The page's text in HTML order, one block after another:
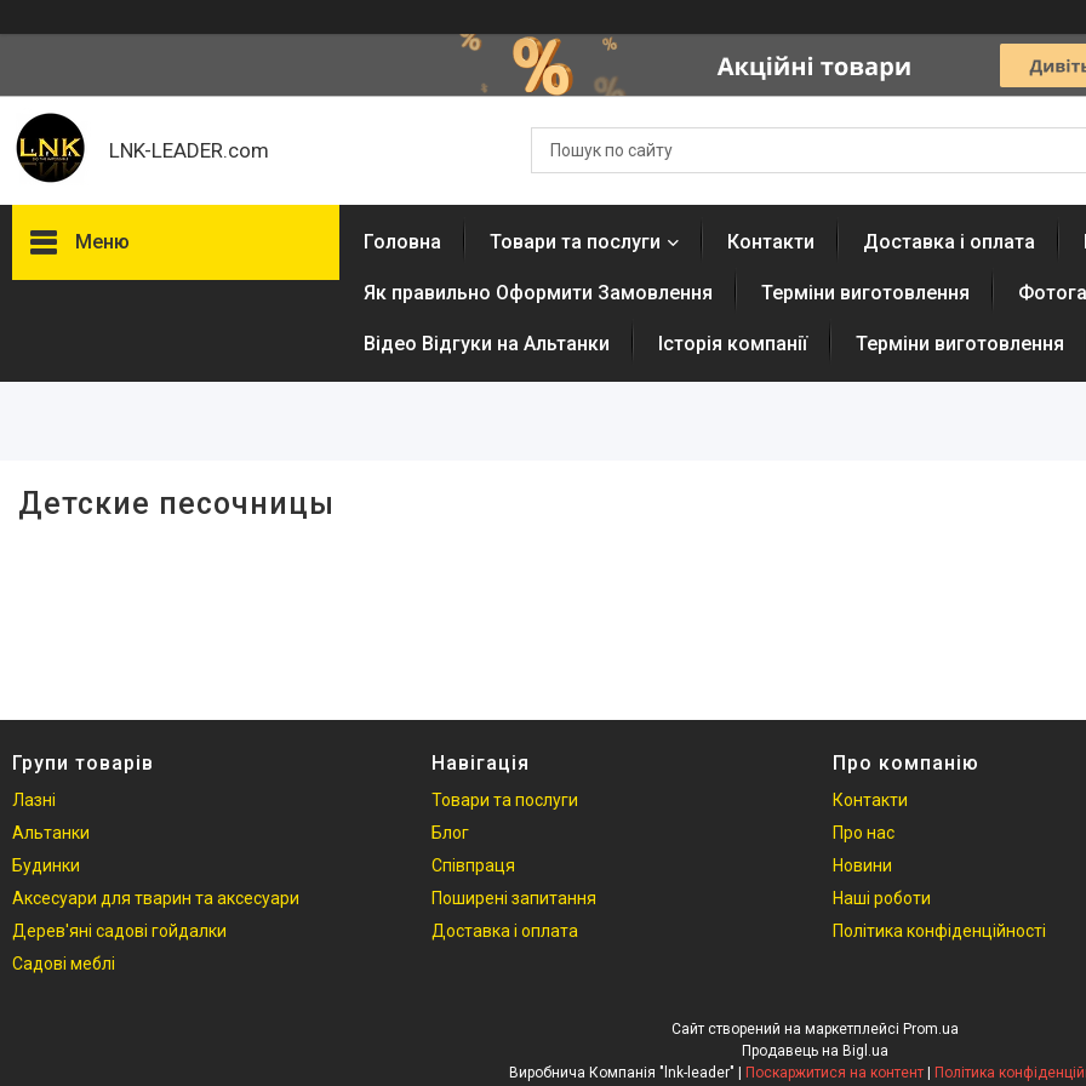
LNK-LEADER.com
Меню
Товари та послуги
Головна Товари та послуги Контакти Доставка і оплата
Як правильно Оформити Замовлення Терміни виготовлення
Відео Відгуки на Альтанки Історія компанії Терміни виготовлення
Детские песочницы
Групи товарів
Лазні
Альтанки
Будинки
Аксесуари для тварин та аксесуари
Дерев'яні садові гойдалки
Садові меблі
Навігація
Товари та послуги
Блог
Співпраця
Поширені запитання
Доставка і оплата
Про компанію
Контакти
Про нас
Новини
Наші роботи
Політика конфіденційності
Сайт створений на маркетплейсі Prom.ua
Продавець на Bigl.ua
Поскаржитися на контент Політика